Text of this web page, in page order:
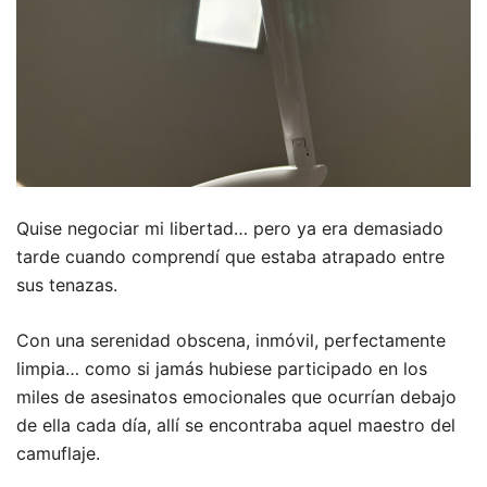
Quise negociar mi libertad… pero ya era demasiado
tarde cuando comprendí que estaba atrapado entre
sus tenazas.
Con una serenidad obscena, inmóvil, perfectamente
limpia… como si jamás hubiese participado en los
miles de asesinatos emocionales que ocurrían debajo
de ella cada día, allí se encontraba aquel maestro del
camuflaje.